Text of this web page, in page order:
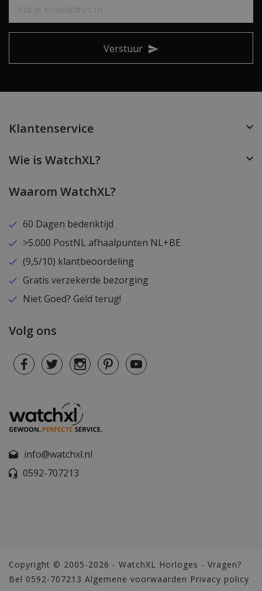
Verstuur
Klantenservice
Wie is WatchXL?
Waarom WatchXL?
60 Dagen bedenktijd
>5.000 PostNL afhaalpunten NL+BE
(9,5/10) klantbeoordeling
Gratis verzekerde bezorging
Niet Goed? Geld terug!
Volg ons
info@watchxl.nl
0592-707213
Copyright © 2005-2026 - WatchXL Horloges - Vragen?
Bel 0592-707213 Algemene voorwaarden Privacy policy